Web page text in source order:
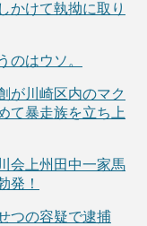
かけて執拗に取り
のはウソ。
が川崎区内のマク
て暴走族を立ち上
会上州田中一家馬
発！
つの容疑で逮捕